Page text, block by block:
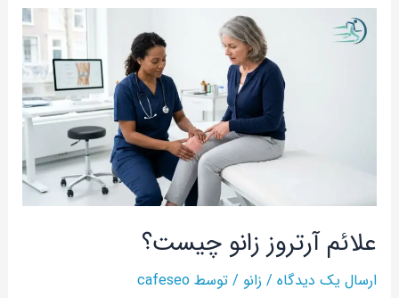
علائم آرتروز زانو چیست؟
ارسال یک دیدگاه / زانو / توسطcafeseo
علائم
آرتروز